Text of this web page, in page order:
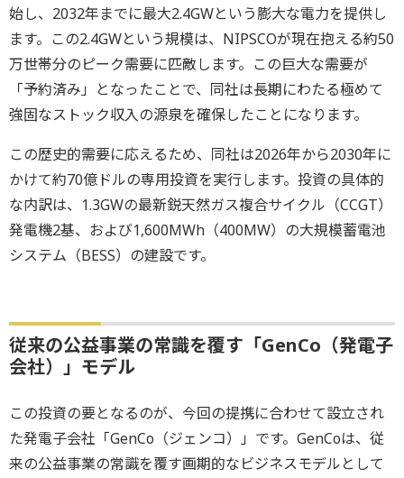
始し、2032年までに最大2.4GWという膨大な電力を提供し
ます。この2.4GWという規模は、NIPSCOが現在抱える約50
万世帯分のピーク需要に匹敵します。この巨大な需要が
「予約済み」となったことで、同社は長期にわたる極めて
強固なストック収入の源泉を確保したことになります。
この歴史的需要に応えるため、同社は2026年から2030年に
かけて約70億ドルの専用投資を実行します。投資の具体的
な内訳は、1.3GWの最新鋭天然ガス複合サイクル（CCGT）
発電機2基、および1,600MWh（400MW）の大規模蓄電池
システム（BESS）の建設です。
従来の公益事業の常識を覆す「GenCo（発電子
会社）」モデル
この投資の要となるのが、今回の提携に合わせて設立され
た発電子会社「GenCo（ジェンコ）」です。GenCoは、従
来の公益事業の常識を覆す画期的なビジネスモデルとして